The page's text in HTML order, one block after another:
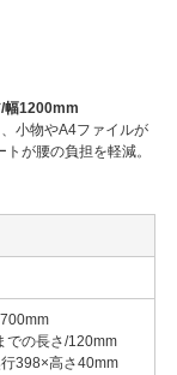
幅1200mm
小物やA4ファイルが
が腰の負担を軽減。
での長さ/120mm
398×高さ40mm